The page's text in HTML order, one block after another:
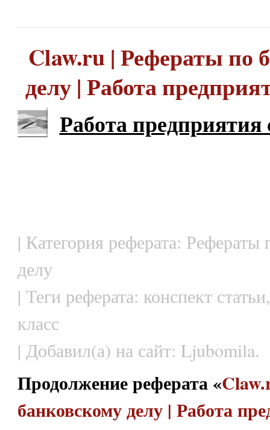
Claw.ru | Рефераты по
делу | Работа
Работа предприятия
| Категория реферата: Рефераты
делу
| Теги реферата: конспект
класс
| Добавил(а) на сайт: Ljubomila.
Продолжение реферата «
банковскому делу | Работа